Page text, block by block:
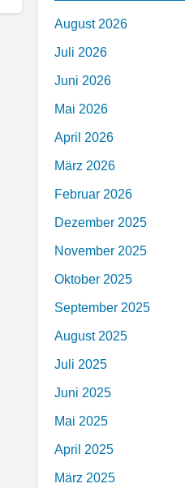
August 2026
Juli 2026
Juni 2026
Mai 2026
April 2026
März 2026
Februar 2026
Dezember 2025
November 2025
Oktober 2025
September 2025
August 2025
Juli 2025
Juni 2025
Mai 2025
April 2025
März 2025